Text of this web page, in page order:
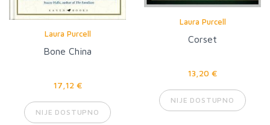
Laura Purcell
Bone China
17,12 €
NIJE DOSTUPNO
Laura Purcell
Corset
13,20 €
NIJE DOSTUPNO